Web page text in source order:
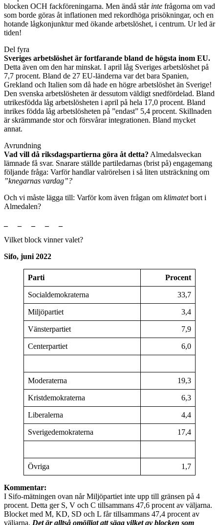
blocken OCH fackföreningarna. Men ändå stårinte frågorna om vad
som borde göras åt inflationen med rekordhöga prisökningar, och en
hotande lågkonjunktur med ökande arbetslöshet, i centrum. Ur led är
tiden!
Del fyra
Sveriges arbetslöshet är fortfarande bland de högsta inom EU.
Detta även om den har minskat. I april låg Sveriges arbetslöshet på
7,7 procent. Bland de 27 EU-länderna var det bara Spanien,
Grekland och Italien som då hade en högre arbetslöshet än Sverige!
Den svenska arbetslösheten är dessutom väldigt snedfördelad. Bland
utrikesfödda låg arbetslösheten i april på hela 17,0 procent. Bland
inrikes födda låg arbetslösheten på ”endast” 5,4 procent. Skillnaden
är skrämmande stor och försvårar integrationen. Bland mycket
annat.
Avrundning
Vad vill då riksdagspartierna göra åt detta? Almedalsveckan
lämnade få svar. Snarare ställde partiledarnas (brist på) engagemang
följande fråga: Varför handlar valrörelsen i så liten utsträckning om
”knegarnas vardag”?
Och vi måste lägga till: Varför kom även frågan om klimatetbort i
Almedalen?
Vilket block vinner valet?
Sifo, juni 2022
Parti Procent
Socialdemokraterna 33,7
Miljöpartiet 3,4
Vänsterpartiet 7,9
Centerpartiet 6,0
Moderaterna 19,3
Kristdemokraterna 6,3
Liberalerna 4,4
Sverigedemokraterna 17,4
Övriga 1,7
Kommentar:
I Sifo-mätningen ovan når Miljöpartiet inte upp till gränsen på 4
procent. Detta ger S, V och C tillsammans 47,6 procent av väljarna.
Blocket med M, KD, SD och L får tillsammans 47,4 procent av
väljarna. Det är alltså omöjligt att säga vilket av blocken som